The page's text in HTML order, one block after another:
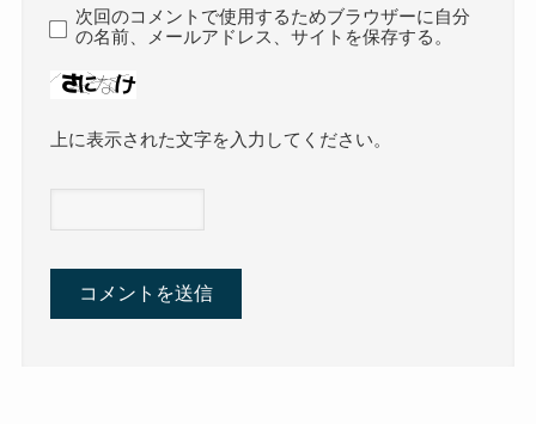
次回のコメントで使用するためブラウザーに自分
の名前、メールアドレス、サイトを保存する。
上に表示された文字を入力してください。